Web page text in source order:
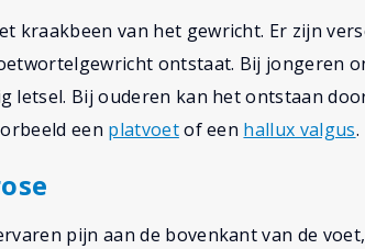
kraakbeen van het gewricht. Er zijn
ontstaat. Bij jongeren
letsel. Bij ouderen kan het ontstaan
een platvoetof een hallux valgus.
pijn aan de bovenkant van de